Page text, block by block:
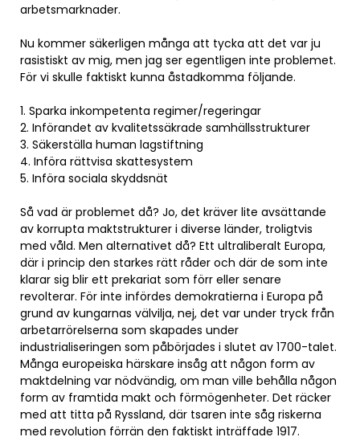
arbetsmarknader.
Nu kommer säkerligen många att tycka att det var ju
rasistiskt av mig, men jag ser egentligen inte problemet.
För vi skulle faktiskt kunna åstadkomma följande.
1. Sparka inkompetenta regimer/regeringar
2. Införandet av kvalitetssäkrade samhällsstrukturer
3. Säkerställa human lagstiftning
4. Införa rättvisa skattesystem
5. Införa sociala skyddsnät
Så vad är problemet då? Jo, det kräver lite avsättande
av korrupta maktstrukturer i diverse länder, troligtvis
med våld. Men alternativet då? Ett ultraliberalt Europa,
där i princip den starkes rätt råder och där de som inte
klarar sig blir ett prekariat som förr eller senare
revolterar. För inte infördes demokratierna i Europa på
grund av kungarnas välvilja, nej, det var under tryck från
arbetarrörelserna som skapades under
industrialiseringen som påbörjades i slutet av 1700-talet.
Många europeiska härskare insåg att någon form av
maktdelning var nödvändig, om man ville behålla någon
form av framtida makt och förmögenheter. Det räcker
med att titta på Ryssland, där tsaren inte såg riskerna
med revolution förrän den faktiskt inträffade 1917.